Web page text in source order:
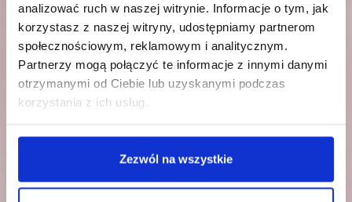
analizować ruch w naszej witrynie. Informacje o tym, jak
korzystasz z naszej witryny, udostępniamy partnerom
społecznościowym, reklamowym i analitycznym.
Partnerzy mogą połączyć te informacje z innymi danymi
otrzymanymi od Ciebie lub uzyskanymi podczas
korzystania z ich usług.
Zezwól na wszystkie